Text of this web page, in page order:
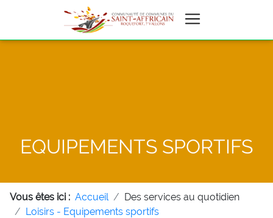
EQUIPEMENTS SPORTIFS
Vous êtes ici : Accueil
Des services au quotidien
Loisirs - Equipements sportifs